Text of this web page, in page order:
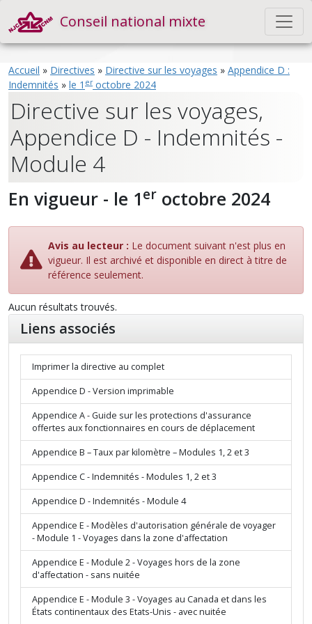
Conseil national mixte
Accueil » Directives » Directive sur les voyages » Appendice D :
Indemnités » le 1 eroctobre 2024
Directive sur les voyages,
Appendice D - Indemnités -
Module 4
En vigueur - le 1er octobre 2024
Avis au lecteur : Le document suivant n'est plus en
vigueur. Il est archivé et disponible en direct à titre de
référence seulement.
Aucun résultats trouvés.
Liens associés
Imprimer la directive au complet
Appendice D - Version imprimable
Appendice A - Guide sur les protections d'assurance
offertes aux fonctionnaires en cours de déplacement
Appendice B – Taux par kilomètre – Modules 1, 2 et 3
Appendice C - Indemnités - Modules 1, 2 et 3
Appendice D - Indemnités - Module 4
Appendice E - Modèles d'autorisation générale de voyager
- Module 1 - Voyages dans la zone d'affectation
Appendice E - Module 2 - Voyages hors de la zone
d'affectation - sans nuitée
Appendice E - Module 3 - Voyages au Canada et dans les
États continentaux des Etats-Unis - avec nuitée